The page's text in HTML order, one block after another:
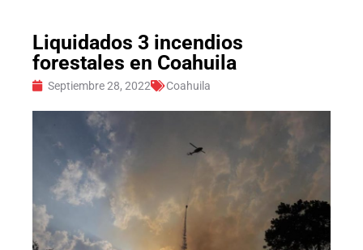
Liquidados 3 incendios
forestales en Coahuila
Septiembre 28, 2022 Coahuila